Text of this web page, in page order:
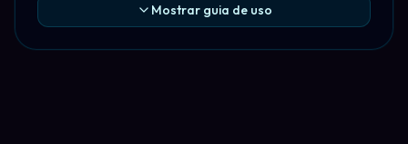
Mostrar guia de uso